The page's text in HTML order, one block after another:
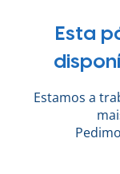
Esta
Estamos a